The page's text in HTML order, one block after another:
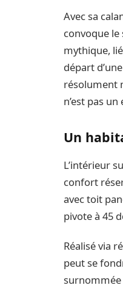
Avec sa
convoque
mythique,
départ
résolument
n’est pas
Un
L’intérieur
confort
avec toit
pivote à 45
Réalisé via
peut se
surnommée